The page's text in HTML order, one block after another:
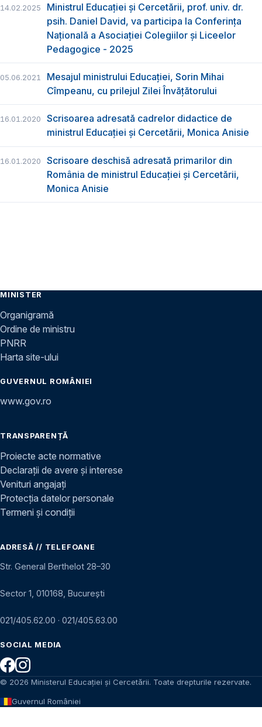
14.02.2025
Ministrul Educației și Cercetării, prof. univ. dr.
psih. Daniel David, va participa la Conferința
Națională a Asociației Colegiilor și Liceelor
Pedagogice - 2025
05.06.2021
Mesajul ministrului Educației, Sorin Mihai
Cîmpeanu, cu prilejul Zilei Învățătorului
16.01.2020
Scrisoarea adresată cadrelor didactice de
ministrul Educației și Cercetării, Monica Anisie
16.01.2020
Scrisoare deschisă adresată primarilor din
România de ministrul Educației și Cercetării,
Monica Anisie
MINISTER
Organigramă
Ordine de ministru
PNRR
Harta site-ului
GUVERNUL ROMÂNIEI
www.gov.ro
TRANSPARENȚĂ
Proiecte acte normative
Declarații de avere și interese
Venituri angajați
Protecția datelor personale
Termeni și condiții
ADRESĂ // TELEFOANE
Str. General Berthelot 28–30
Sector 1, 010168, București
021/405.62.00 · 021/405.63.00
SOCIAL MEDIA
© 2026 Ministerul Educației și Cercetării. Toate drepturile rezervate.
Guvernul României